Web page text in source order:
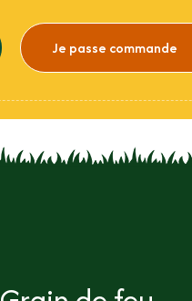
Je passe commande